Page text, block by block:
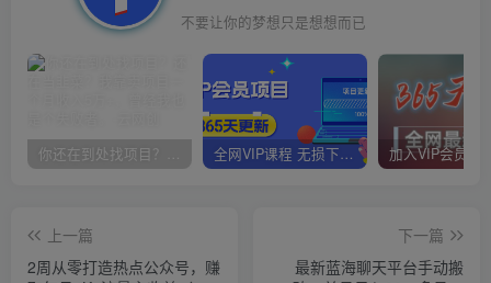
不要让你的梦想只是想想而已
你还在到处找项目？还在当韭菜？我靠卖项目一个月收入5万+，曾经我也是个失败者。 全网VIP课程 无损下载~
上一篇
2周从零打造热点公众号，赚
下一篇
最新蓝海聊天平台手动搬